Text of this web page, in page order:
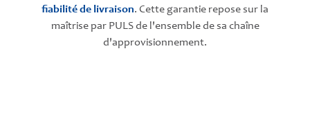
fiabilité de livraison. Cette garantie repose sur la
maîtrise par PULS de l'ensemble de sa chaîne
d'approvisionnement.